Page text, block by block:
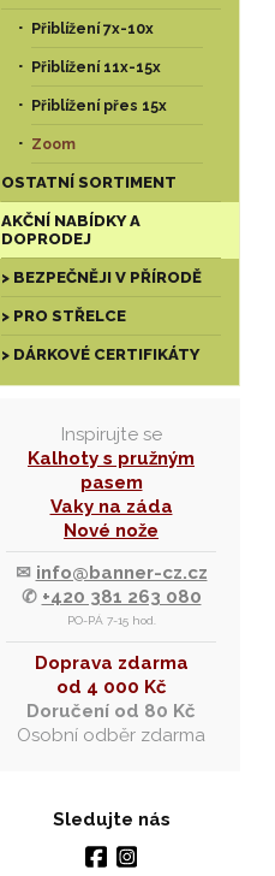
Přiblížení 7x-10x
Přiblížení 11x-15x
Přiblížení přes 15x
Zoom
OSTATNÍ SORTIMENT
AKČNÍ NABÍDKY A
DOPRODEJ
> BEZPEČNĚJI V PŘÍRODĚ
> PRO STŘELCE
> DÁRKOVÉ CERTIFIKÁTY
Inspirujte se
Kalhoty s pružným
pasem
Vaky na záda
Nové nože
✉ info@banner-cz.cz
✆ +420 381 263 080
PO-PÁ 7-15 hod.
Doprava zdarma
od 4 000 Kč
Doručení od 80 Kč
Osobní odběr zdarma
Sledujte nás